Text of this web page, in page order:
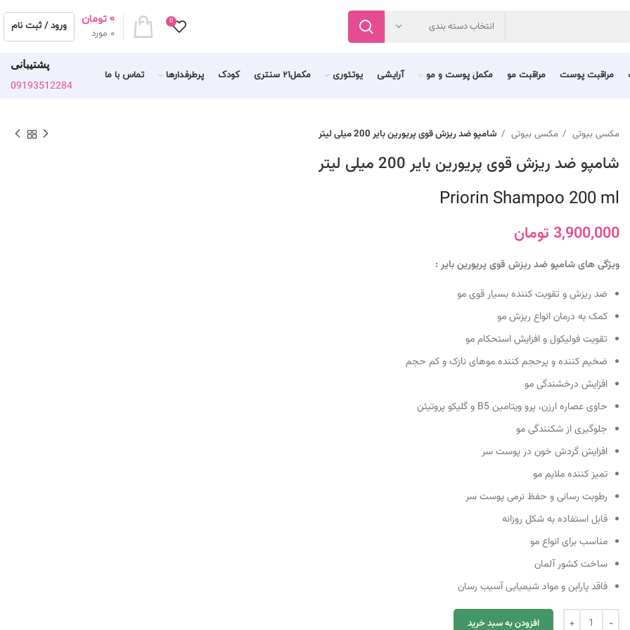
انتخاب دسته بندی 0
0 مورد
0 تومان
ورود / ثبت نام
مراقبت پوست مراقبت مو مکمل پوست و مو آرایشی یوتئوری مکمل21 سنتری کودک پرطرفدارها تماس با ما
پشتیبانی
09193512284
مکسی بیوتی مکسی بیوتی شامپو ضد ریزش قوی پریورین بایر 200 میلی لیتر
شامپو ضد ریزش قوی پریورین بایر 200 میلی لیتر
Priorin Shampoo 200 ml
3,900,000 تومان
ویژگی های شامپو ضد ریزش قوی پریورین بایر :
ضد ریزش و تقویت کننده بسیار قوی مو
کمک به درمان انواع ریزش مو
تقویت فولیکول و افزایش استحکام مو
ضخیم کننده و پرحجم کننده موهای نازک و کم حجم
افزایش درخشندگی مو
حاوی عصاره ارزن، پرو ویتامین B5 و گلیکو پروتیئن
جلوگیری از شکنندگی مو
افزایش گردش خون در پوست سر
تمیز کننده ملایم مو
رطوبت رسانی و حفظ نرمی پوست سر
قابل استفاده به شکل روزانه
مناسب برای انواع مو
ساخت کشور آلمان
فاقد پارابن و مواد شیمیایی آسیب رسان
افزودن به سبد خرید